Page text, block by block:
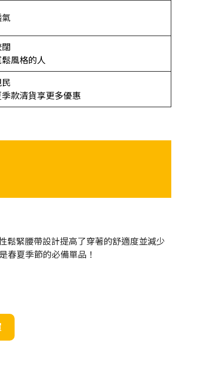
風格的人
款清貨享更多優惠
鬆緊腰帶設計提高了穿著的舒適度並減少
春夏季節的必備單品！